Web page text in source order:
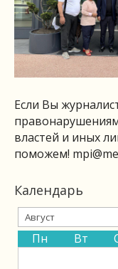
Если Вы
властей и иных
поможем!
Календарь
Пн Вт